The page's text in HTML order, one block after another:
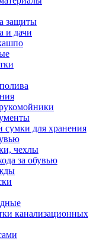
защиты
и дачи
для хранения
чехлы
за обувью
канализационных